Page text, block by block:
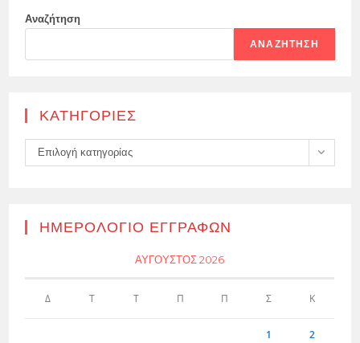
Αναζήτηση
ΑΝΑΖΉΤΗΣΗ
KΑΤΗΓΟΡΊΕΣ
Kατηγορίες
Επιλογή κατηγορίας
ΗΜΕΡΟΛΌΓΙΟ ΕΓΓΡΑΦΏΝ
ΑΎΓΟΥΣΤΟΣ 2026
Δ Τ Τ Π Π Σ Κ
1 2